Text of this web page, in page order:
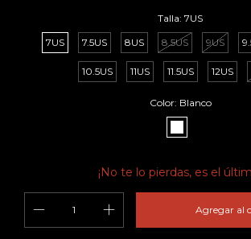
Talla: 7US
7US
7.5US 8US 8.5US 9US
10.5US 11US 11.5US 12US
Color: Blanco
¡No te lo pierdas, es el